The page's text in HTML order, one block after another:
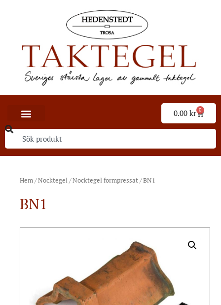
0.00 kr 0
Hem/Nocktegel/Nocktegel formpressat/ BN1
BN1